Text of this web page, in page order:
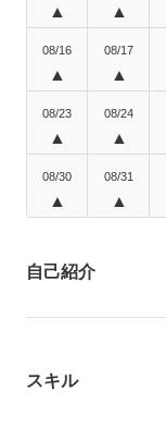
▲ ▲
08/16
▲
08/17
▲
08/23
▲
08/24
▲
08/30
▲
08/31
▲
自己紹介
スキル